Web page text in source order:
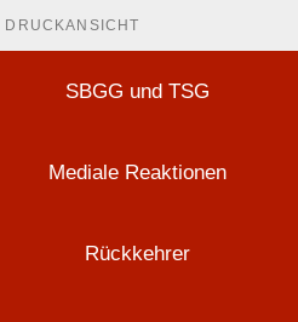
DRUCKANSICHT
SBGG und TSG
Mediale Reaktionen
Rückkehrer